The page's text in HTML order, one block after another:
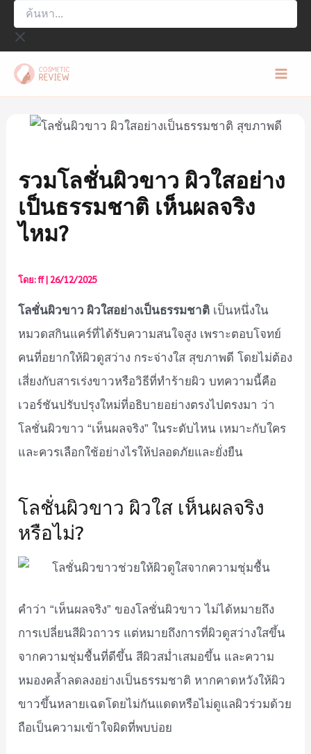
ค้นหา...
รวมโลชั่นผิวขาว ผิวใสอย่าง
เป็นธรรมชาติ เห็นผลจริง
ไหม?
โดย:ff| 26/12/2025
โลชั่นผิวขาว ผิวใสอย่างเป็นธรรมชาติ เป็นหนึ่งใน
หมวดสกินแคร์ที่ได้รับความสนใจสูง เพราะตอบโจทย์
คนที่อยากให้ผิวดูสว่าง กระจ่างใส สุขภาพดี โดยไม่ต้อง
เสี่ยงกับสารเร่งขาวหรือวิธีที่ทำร้ายผิว บทความนี้คือ
เวอร์ชันปรับปรุงใหม่ที่อธิบายอย่างตรงไปตรงมา ว่า
โลชั่นผิวขาว “เห็นผลจริง” ในระดับไหน เหมาะกับใคร
และควรเลือกใช้อย่างไรให้ปลอดภัยและยั่งยืน
โลชั่นผิวขาว ผิวใส เห็นผลจริง
หรือไม่?
คำว่า “เห็นผลจริง” ของโลชั่นผิวขาว ไม่ได้หมายถึง
การเปลี่ยนสีผิวถาวร แต่หมายถึงการที่ผิวดูสว่างใสขึ้น
จากความชุ่มชื้นที่ดีขึ้น สีผิวสม่ำเสมอขึ้น และความ
หมองคล้ำลดลงอย่างเป็นธรรมชาติ หากคาดหวังให้ผิว
ขาวขึ้นหลายเฉดโดยไม่กันแดดหรือไม่ดูแลผิวร่วมด้วย
ถือเป็นความเข้าใจผิดที่พบบ่อย